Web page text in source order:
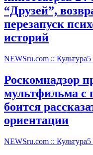
“Друзей”,
перезапуск
историй
NEWSru.com :: Культура5
Роскомнадзор
мультфильма c
боится
ориентации
NEWSru.com :: Культура5